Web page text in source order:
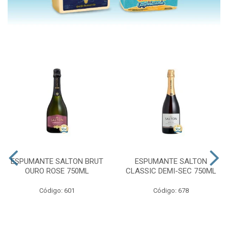
ESPUMANTE SALTON BRUT
OURO ROSE 750ML
Código: 601
ESPUMANTE SALTON
CLASSIC DEMI-SEC 750ML
Código: 678